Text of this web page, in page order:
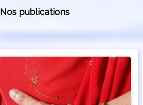
Nos publications